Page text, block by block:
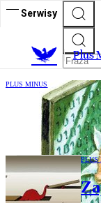
Serwisy
Plus
PLUS MINUS
Szukajcie
PLUS